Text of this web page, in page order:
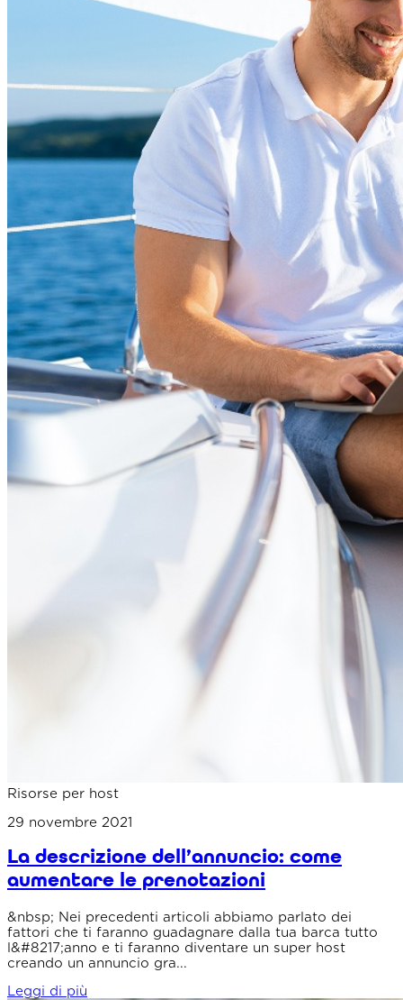
Risorse per host
29 novembre 2021
La descrizione dell’annuncio: come
aumentare le prenotazioni
&nbsp; Nei precedenti articoli abbiamo parlato dei
fattori che ti faranno guadagnare dalla tua barca tutto
l&#8217;anno e ti faranno diventare un super host
creando un annuncio gra...
Leggi di più